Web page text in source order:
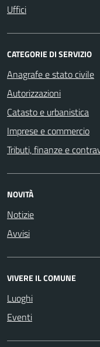
Uffici
CATEGORIE DI SERVIZIO
Anagrafe e stato civile
Autorizzazioni
Catasto e urbanistica
Imprese e commercio
Tributi, finanze e
NOVITÀ
Notizie
Avvisi
VIVERE IL COMUNE
Luoghi
Eventi